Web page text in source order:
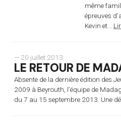
même
épreuves
Kevin et...
— 20 juillet 2013
LE RETOUR DE
Absente de la dernière édition des
2009 à Beyrouth, l’équipe de
du 7 au 15 septembre 2013. Une